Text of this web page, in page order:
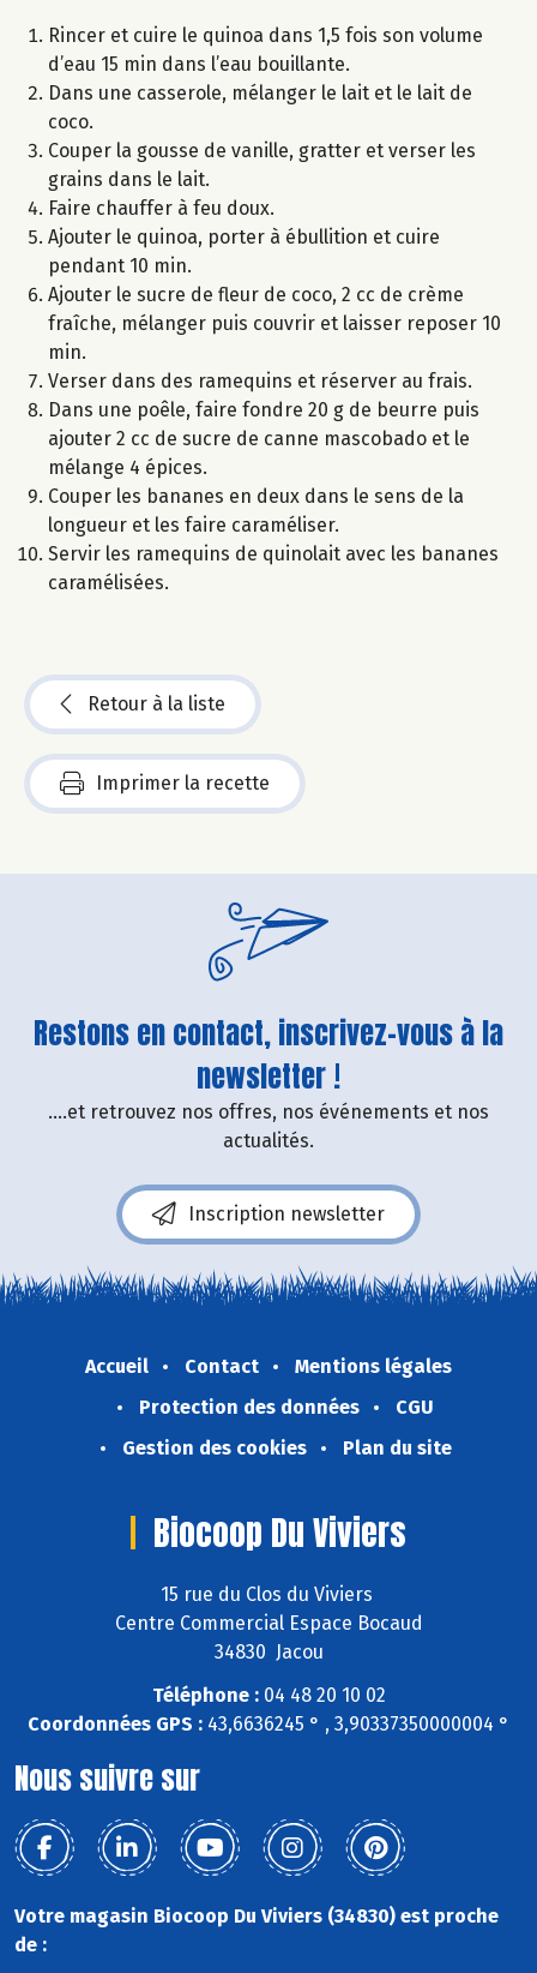
Rincer et cuire le quinoa dans 1,5 fois son volume
d’eau 15 min dans l’eau bouillante.
Dans une casserole, mélanger le lait et le lait de
coco.
Couper la gousse de vanille, gratter et verser les
grains dans le lait.
Faire chauffer à feu doux.
Ajouter le quinoa, porter à ébullition et cuire
pendant 10 min.
Ajouter le sucre de fleur de coco, 2 cc de crème
fraîche, mélanger puis couvrir et laisser reposer 10
min.
Verser dans des ramequins et réserver au frais.
Dans une poêle, faire fondre 20 g de beurre puis
ajouter 2 cc de sucre de canne mascobado et le
mélange 4 épices.
Couper les bananes en deux dans le sens de la
longueur et les faire caraméliser.
Servir les ramequins de quinolait avec les bananes
caramélisées.
Retour à la liste
Imprimer la recette
Restons en contact, inscrivez-vous à la
newsletter !
....et retrouvez nos offres, nos événements et nos
actualités.
Inscription newsletter
Accueil Contact
Mentions légales
Protection des données
CGU
Gestion des cookies
Plan du site
Biocoop Du Viviers
15 rue du Clos du Viviers
Centre Commercial Espace Bocaud
34830 Jacou
Téléphone :04 48 20 10 02
Coordonnées GPS : 43,6636245 ° , 3,90337350000004 °
Nous suivre sur
Votre magasin Biocoop Du Viviers (34830) est proche
de :